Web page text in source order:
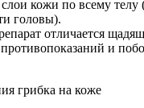
кожи по всему телу
головы).
отличается
и